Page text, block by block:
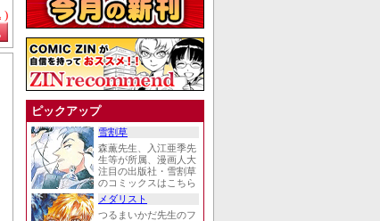
)
ピックアップ
雪割草
森薫先生、入江亜季先
生等が所属、漫画人大
注目の出版社・雪割草
のコミックスはこちら
メダリスト
つるまいかだ先生のフ